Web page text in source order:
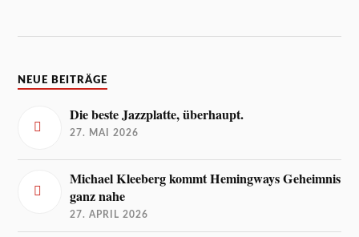
NEUE BEITRÄGE
Die beste Jazzplatte, überhaupt.
27. MAI 2026
Michael Kleeberg kommt Hemingways Geheimnis
ganz nahe
27. APRIL 2026